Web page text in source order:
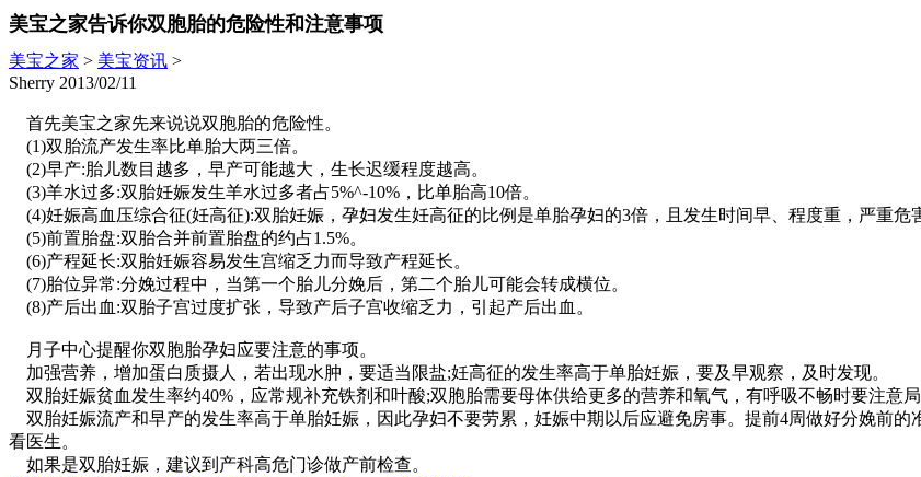
美宝之家告诉你双胞胎的危险性和注意事项
美宝之家 > 美宝资讯 >
Sherry 2013/02/11
首先美宝之家先来说说双胞胎的危险性。
(1)双胎流产发生率比单胎大两三倍。
(2)早产:胎儿数目越多，早产可能越大，生长迟缓程度越高。
(3)羊水过多:双胎妊娠发生羊水过多者占5%^-10%，比单胎高10倍。
(4)妊娠高血压综合征(妊高征):双胎妊娠，孕妇发生妊高征的比例是单胎孕妇的3倍，且发生时间早、程度重，严重危
(5)前置胎盘:双胎合并前置胎盘的约占1.5%。
(6)产程延长:双胎妊娠容易发生宫缩乏力而导致产程延长。
(7)胎位异常:分娩过程中，当第一个胎儿分娩后，第二个胎儿可能会转成横位。
(8)产后出血:双胎子宫过度扩张，导致产后子宫收缩乏力，引起产后出血。
月子中心提醒你双胞胎孕妇应要注意的事项。
加强营养，增加蛋白质摄人，若出现水肿，要适当限盐;妊高征的发生率高于单胎妊娠，要及早观察，及时发现。
双胎妊娠贫血发生率约40%，应常规补充铁剂和叶酸;双胞胎需要母体供给更多的营养和氧气，有呼吸不畅时要注意
双胎妊娠流产和早产的发生率高于单胎妊娠，因此孕妇不要劳累，妊娠中期以后应避免房事。提前4周做好分娩前
看医生。
如果是双胎妊娠，建议到产科高危门诊做产前检查。